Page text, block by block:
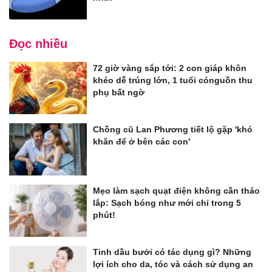
Đọc nhiều
72 giờ vàng sắp tới: 2 con giáp khôn
khéo dễ trúng lớn, 1 tuổi cónguồn thu
phụ bất ngờ
Chồng cũ Lan Phương tiết lộ gặp 'khó
khăn để ở bên các con'
Mẹo làm sạch quạt điện không cần tháo
lắp: Sạch bóng như mới chỉ trong 5
phút!
Tinh dầu bưởi có tác dụng gì? Những
lợi ích cho da, tóc và cách sử dụng an